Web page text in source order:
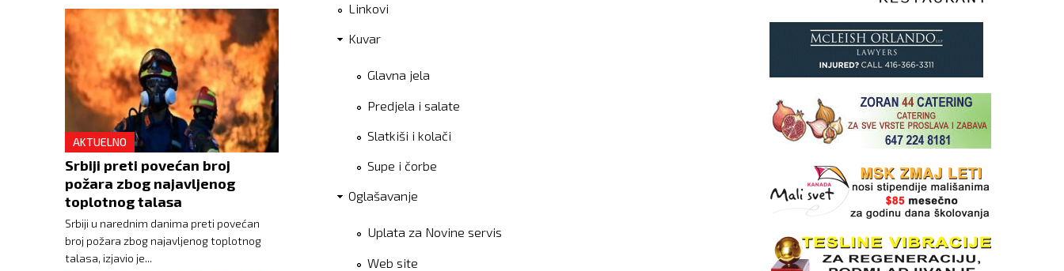
AKTUELNO
Srbiji preti povećan broj
požara zbog najavljenog
toplotnog talasa
Srbiji u narednim danima preti povećan
broj požara zbog najavljenog toplotnog
talasa, izjavio je...
Linkovi
Kuvar
Glavna jela
Predjela i salate
Slatkiši i kolači
Supe i čorbe
Oglašavanje
Uplata za Novine servis
Web site